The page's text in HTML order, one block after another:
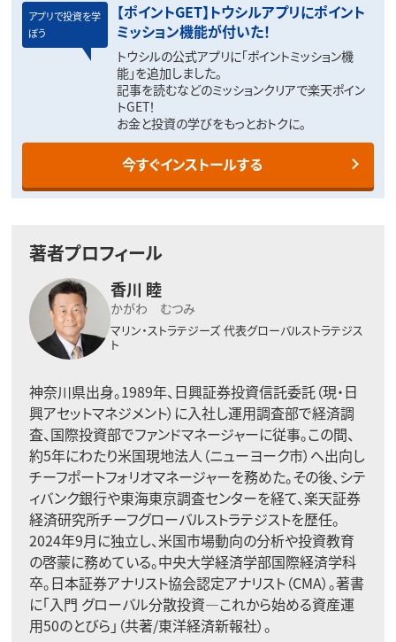
アプリで投資を学
ぼう
【ポイントGET】トウシルアプリにポイント
ミッション機能が付いた！
トウシルの公式アプリに「ポイントミッション機
能」を追加しました。
記事を読むなどのミッションクリアで楽天ポイン
トGET！
お金と投資の学びをもっとおトクに。
今すぐインストールする
著者プロフィール
香川 睦
かがわ むつみ
マリン・ストラテジーズ 代表グローバルストラテジス
ト
神奈川県出身。1989年、日興証券投資信託委託（現・日
興アセットマネジメント）に入社し運用調査部で経済調
査、国際投資部でファンドマネージャーに従事。この間、
約5年にわたり米国現地法人（ニューヨーク市）へ出向し
チーフポートフォリオマネージャーを務めた。その後、シテ
ィバンク銀行や東海東京調査センターを経て、楽天証券
経済研究所チーフグローバルストラテジストを歴任。
2024年9月に独立し、米国市場動向の分析や投資教育
の啓蒙に務めている。中央大学経済学部国際経済学科
卒。日本証券アナリスト協会認定アナリスト（CMA）。著書
に「入門 グローバル分散投資―これから始める資産運
用50のとびら」（共著/東洋経済新報社）。